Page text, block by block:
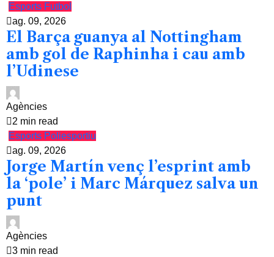
Esports Futbol
ag. 09, 2026
El Barça guanya al Nottingham
amb gol de Raphinha i cau amb
l’Udinese
Agències
2 min read
Esports Poliesportiu
ag. 09, 2026
Jorge Martín venç l’esprint amb
la ‘pole’ i Marc Márquez salva un
punt
Agències
3 min read